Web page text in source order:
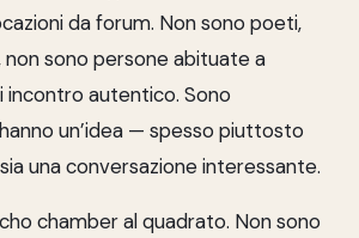
da forum. Non sono poeti,
non sono persone abituate a
incontro autentico. Sono
un’idea — spesso piuttosto
una conversazione interessante.
chamber al quadrato. Non sono